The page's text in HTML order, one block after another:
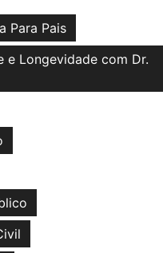
Para Pais
e Longevidade com Dr.